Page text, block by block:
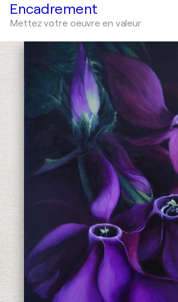
Encadrement
Mettez votre oeuvre en valeur